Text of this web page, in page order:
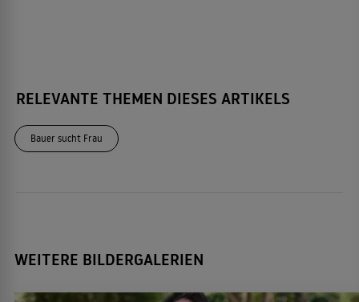
RELEVANTE THEMEN DIESES ARTIKELS
Bauer sucht Frau
WEITERE BILDERGALERIEN